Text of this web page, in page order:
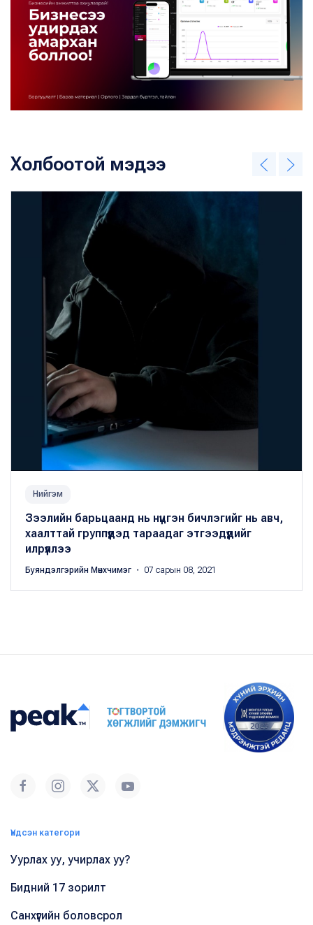
Холбоотой мэдээ
Нийгэм
Зээлийн барьцаанд нь нүцгэн бичлэгийг нь авч,
хаалттай группүүдэд тараадаг этгээдүүдийг
илрүүллээ
Буяндэлгэрийн Мөнхчимэг ・ 07 сарын 08, 2021
Үндсэн категори
Уурлах уу, учирлах уу?
Бидний 17 зорилт
Санхүүгийн боловсрол